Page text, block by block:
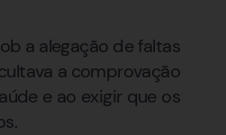
a alegação de faltas
a comprovação
e ao exigir que os